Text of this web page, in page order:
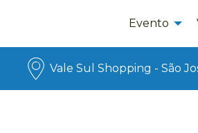
Evento
Vale Sul Shopping - São